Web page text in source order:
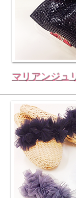
マリアンジュ